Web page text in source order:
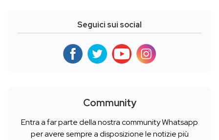
Seguici sui social
Community
Entra a far parte della nostra community Whatsapp
per avere sempre a disposizione le notizie più